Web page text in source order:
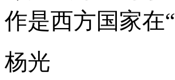
作是西方国家在
杨光